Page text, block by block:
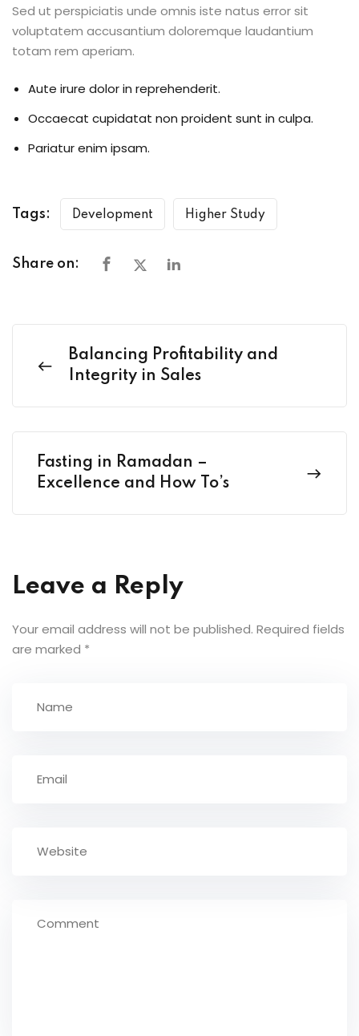
Sed ut perspiciatis unde omnis iste natus error sit
voluptatem accusantium doloremque laudantium
totam rem aperiam.
Aute irure dolor in reprehenderit.
Occaecat cupidatat non proident sunt in culpa.
Pariatur enim ipsam.
Tags: Development Higher Study
Share on:
Balancing Profitability and
Integrity in Sales
Fasting in Ramadan –
Excellence and How To’s
Leave a Reply
Your email address will not be published. Required fields
are marked *